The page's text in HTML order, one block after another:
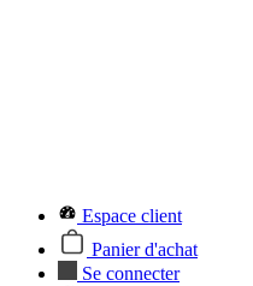
Espace client
Panier d'achat
Se connecter